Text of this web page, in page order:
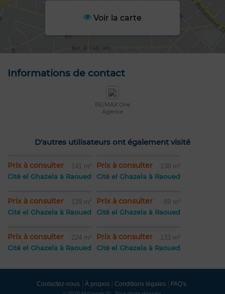
Voir la carte
Informations de contact
RE/MAX One
Agence
D'autres utilisateurs ont également visité
Prix à consulter 141 m²
Cité el Ghazela à Raoued
Prix à consulter 138 m²
Cité el Ghazela à Raoued
Prix à consulter 129 m²
Cité el Ghazela à Raoued
Prix à consulter 89 m²
Cité el Ghazela à Raoued
Prix à consulter 224 m²
Cité el Ghazela à Raoued
Prix à consulter 133 m²
Cité el Ghazela à Raoued
Contactez-nous À propos Conditions légales FAQ's